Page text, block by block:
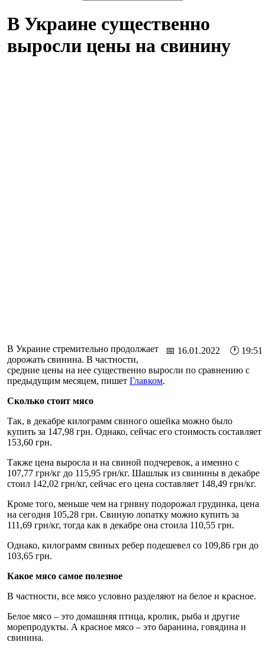
В Украине существенно
выросли цены на свинину
📅 16.01.2022 🕐 19:51
В Украине стремительно продолжает
дорожать свинина. В частности,
средние цены на нее существенно выросли по сравнению с
предыдущим месяцем, пишет Главком.
Сколько стоит мясо
Так, в декабре килограмм свиного ошейка можно было
купить за 147,98 грн. Однако, сейчас его стоимость составляет
153,60 грн.
Также цена выросла и на свиной подчеревок, а именно с
107,77 грн/кг до 115,95 грн/кг. Шашлык из свинины в декабре
стоил 142,02 грн/кг, сейчас его цена составляет 148,49 грн/кг.
Кроме того, меньше чем на гривну подорожал грудинка, цена
на сегодня 105,28 грн. Свиную лопатку можно купить за
111,69 грн/кг, тогда как в декабре она стоила 110,55 грн.
Однако, килограмм свиных ребер подешевел со 109,86 грн до
103,65 грн.
Какое мясо самое полезное
В частности, все мясо условно разделяют на белое и красное.
Белое мясо – это домашняя птица, кролик, рыба и другие
морепродукты. А красное мясо – это баранина, говядина и
свинина.